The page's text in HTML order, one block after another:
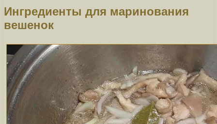
Ингредиенты для маринования
вешенок